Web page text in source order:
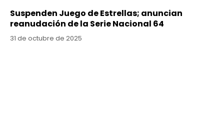
Suspenden Juego de Estrellas; anuncian
reanudación de la Serie Nacional 64
31 de octubre de 2025